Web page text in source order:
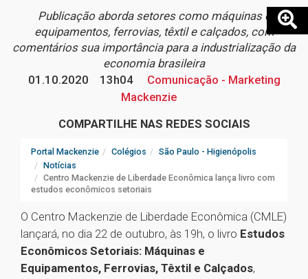
Publicação aborda setores como máquinas e
equipamentos, ferrovias, têxtil e calçados, com
comentários sua importância para a industrialização da
economia brasileira
01.10.2020
13h04
Comunicação - Marketing
Mackenzie
COMPARTILHE NAS REDES SOCIAIS
Portal Mackenzie Colégios
São Paulo - Higienópolis
Notícias
Centro Mackenzie de Liberdade Econômica lança livro com
estudos econômicos setoriais
O Centro Mackenzie de Liberdade Econômica (CMLE)
lançará, no dia 22 de outubro, às 19h, o livro Estudos
Econômicos Setoriais: Máquinas e
Equipamentos, Ferrovias, Têxtil e Calçados,